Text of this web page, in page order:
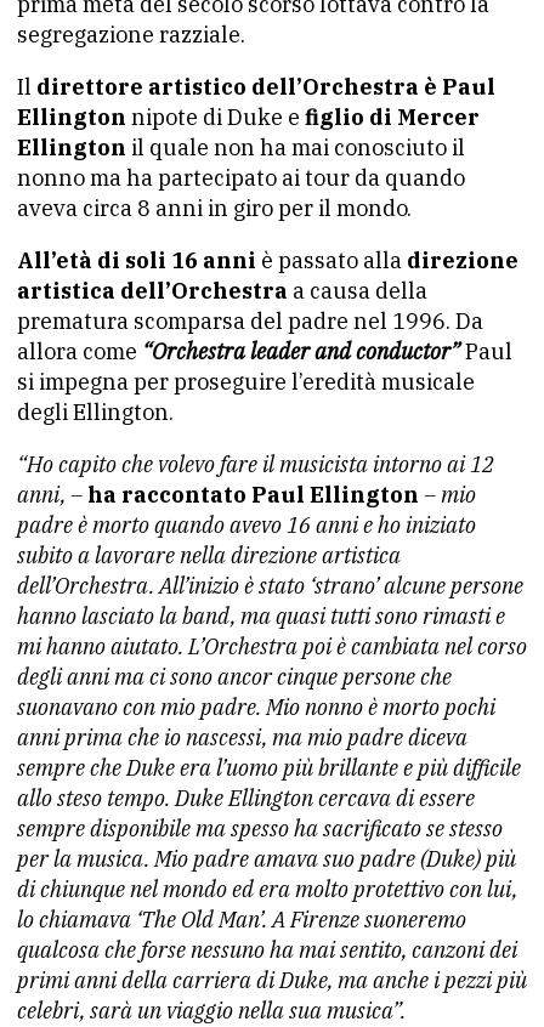
segregazione razziale.
Il direttore artistico dell’Orchestra è Paul
Ellington nipote di Duke e figlio di Mercer
Ellington il quale non ha mai conosciuto il
nonno ma ha partecipato ai tour da quando
aveva circa 8 anni in giro per il mondo.
All’età di soli 16 anni è passato alla direzione
artistica dell’Orchestra a causa della
prematura scomparsa del padre nel 1996. Da
allora come “Orchestra leader and conductor”Paul
si impegna per proseguire l’eredità musicale
degli Ellington.
“Ho capito che volevo fare il musicista intorno ai 12
anni, – ha raccontato Paul Ellington – mio
padre è morto quando avevo 16 anni e ho iniziato
subito a lavorare nella direzione artistica
dell’Orchestra. All’inizio è stato ‘strano’ alcune persone
hanno lasciato laband, ma quasi tutti sono rimasti e
mi hanno aiutato. L’Orchestra poi è cambiata nel corso
degli anni ma ci sono ancor cinque persone che
suonavano con mio padre. Mio nonno è morto pochi
anni prima che io nascessi, ma mio padre diceva
sempre che Duke era l’uomo più brillante e più difficile
allo steso tempo. Duke Ellington cercava di essere
sempre disponibile ma spesso ha sacrificato se stesso
per la musica. Mio padre amava suo padre (Duke) più
di chiunque nel mondo ed era molto protettivo con lui,
lo chiamava ‘The Old Man’. A Firenze suoneremo
qualcosa che forse nessuno ha mai sentito, canzoni dei
primi anni della carriera di Duke, ma anche i pezzi più
celebri, sarà un viaggio nella sua musica”.